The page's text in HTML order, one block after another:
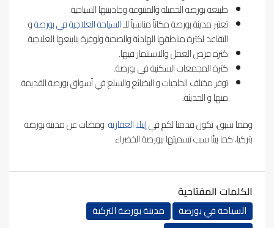
طبيعة بورصة الجميلة والمتنوعة وجاذبيتها السياحية.
تعتبر مدينة بورصة مكاناً مناسباً للـالسياحة العلاجية في بورصةو
التقاعد لكثرة مناطقها الهادئة والصحية ولوفرة ينابيعها العلاجية.
كثرة فرص العمل والاستثمار فيها.
كثرة المجمعات السكنية في بورصة.
توفر مختلف الحاجيات و البضائع والسلع في أسواق بورصة القديمة
منها و الحديثة.
ومما سبق، نكون قدمنا لكم فيإيبلا العقارية ومضات عن مدينة بورصة
بتركيا، كما بينّا سبب تسميتها ببورصة الخضراء.
الكلمات المفتاحية
السياحة في بورصة
مدينة بورصة التركية